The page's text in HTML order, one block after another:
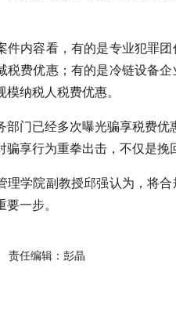
件内容看，有的是专业犯罪
税费优惠；有的是冷链设备
模纳税人税费优惠。
部门已经多次曝光骗享税费
骗享行为重拳出击，不仅是挽
理学院副教授邱强认为，将
一步。
责任编辑：彭晶